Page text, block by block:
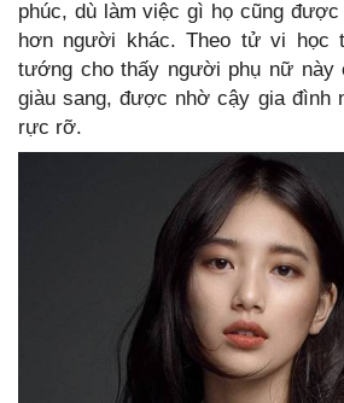
phúc, dù làm việc gì họ cũng
hơn người khác. Theo tử vi học
tướng cho thấy người phụ nữ này
giàu sang, được nhờ cậy gia đình
rực rỡ.